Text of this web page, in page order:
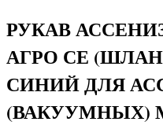
РУКАВ
АГРО СЕ
СИНИЙ ДЛЯ